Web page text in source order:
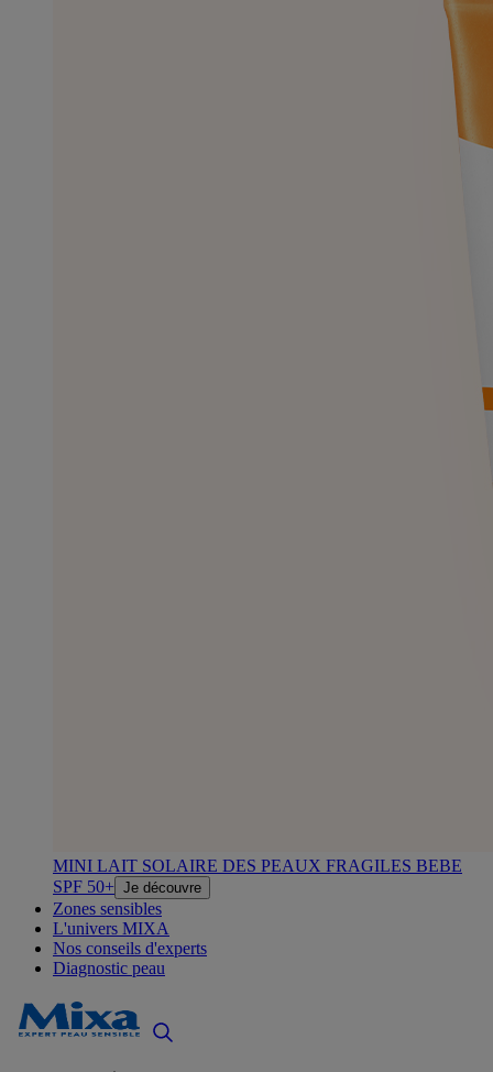
MINI LAIT SOLAIRE DES PEAUX FRAGILES BEBE
SPF 50+ Je découvre
Zones sensibles
L'univers MIXA
Nos conseils d'experts
Diagnostic peau